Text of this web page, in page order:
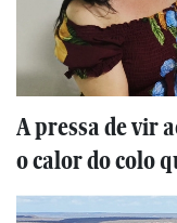
A pressa de vir
o calor do colo